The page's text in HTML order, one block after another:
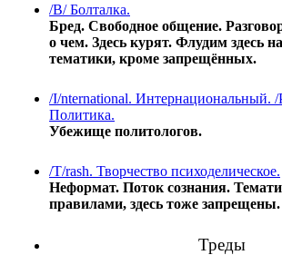
/B/ Болталка.
Бред. Свободное общение.
о чем. Здесь курят. Флудим здесь
тематики, кроме запрещённых.
/I/nternational. Интернациональный. /
Политика.
Убежище политологов.
/T/rash. Творчество психоделическое.
Неформат. Поток сознания.
правилами, здесь тоже запрещены.
Треды